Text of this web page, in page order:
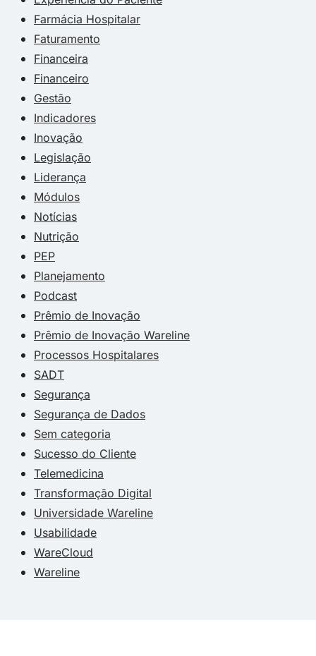
Farmácia Hospitalar
Faturamento
Financeira
Financeiro
Gestão
Indicadores
Inovação
Legislação
Liderança
Módulos
Notícias
Nutrição
PEP
Planejamento
Podcast
Prêmio de Inovação
Prêmio de Inovação Wareline
Processos Hospitalares
SADT
Segurança
Segurança de Dados
Sem categoria
Sucesso do Cliente
Telemedicina
Transformação Digital
Universidade Wareline
Usabilidade
WareCloud
Wareline